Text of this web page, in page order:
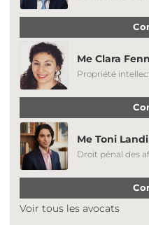
Me Clara
Propriété
Me Toni
Droit pénal des
Voir tous les avocats